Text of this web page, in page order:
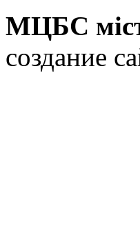
МЦБС
создание